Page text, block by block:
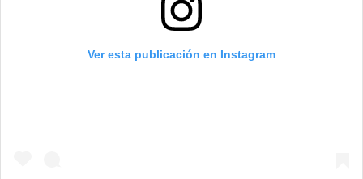
Ver esta publicación en Instagram